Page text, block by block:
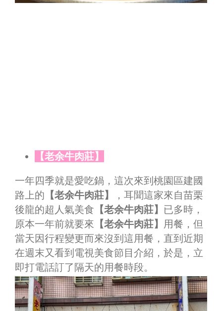
【老余牛肉莊】
一年四季就是愛吃鍋，這次來到桃園區建國
路上的 【老余牛肉莊】
，耳聞這家來自苗栗
後龍的超人氣美食 【老余牛肉莊】 已多時，
原本一年前就要來 【老余牛肉莊】 用餐，但
當天因行程變更而來沒到這用餐，直到近期
在週末又看到電視美食節目介紹，於是，立
即打電話訂了隔天的用餐時段。